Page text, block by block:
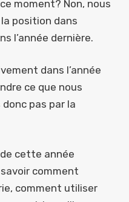
moment? Non, nous
position dans
l’année dernière.
dans l’année
ce que nous
pas par la
cette année
comment
comment utiliser